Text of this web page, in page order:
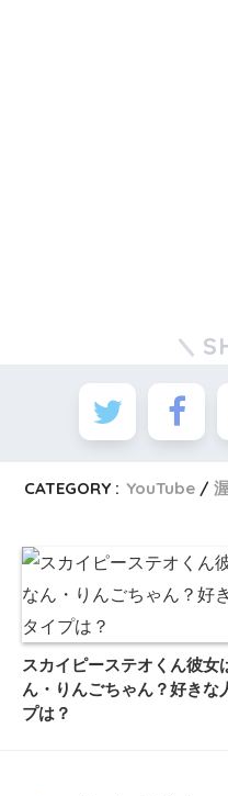
CATEGORY : YouTube
スカイピーステオくん彼女
ん・りんごちゃん？好きな
プは？